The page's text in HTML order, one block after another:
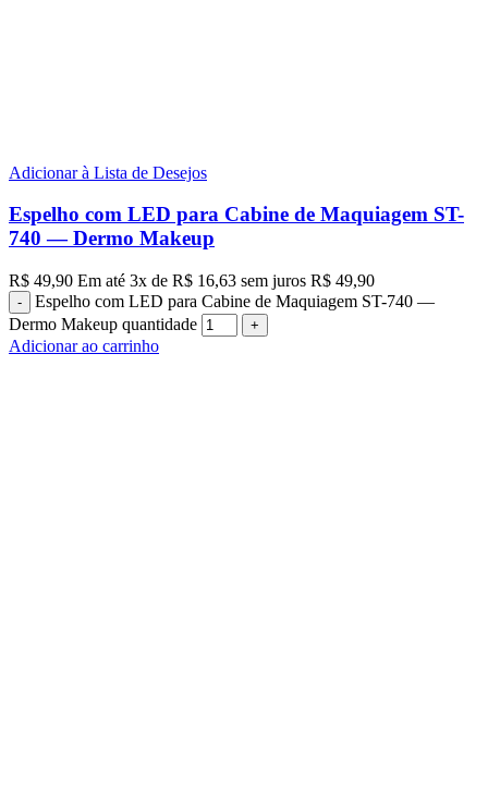
Adicionar à Lista de Desejos
Espelho com LED para Cabine de Maquiagem ST-
740 — Dermo Makeup
R$ 49,90 Em até 3x de R$ 16,63 sem juros R$ 49,90
Espelho com LED para Cabine de Maquiagem ST-740 —
Dermo Makeup quantidade
Adicionar ao carrinho